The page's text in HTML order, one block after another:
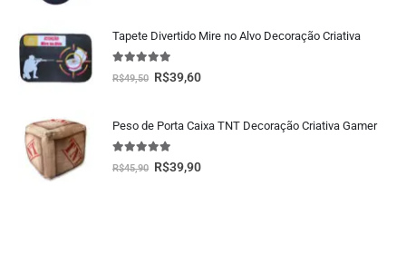
Tapete Divertido Mire no Alvo Decoração Criativa
5.00 fora de 5
R$49,50 R$39,60
Peso de Porta Caixa TNT Decoração Criativa Gamer
5.00 fora de 5
R$45,90 R$39,90